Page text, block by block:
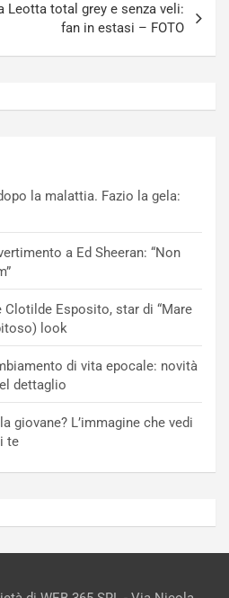
Leotta total grey e senza veli:
fan in estasi – FOTO
la malattia. Fazio la gela:
a Ed Sheeran: “Non
Clotilde Esposito, star di “Mare
look
di vita epocale: novità
dettaglio
giovane? L’immagine che vedi
te